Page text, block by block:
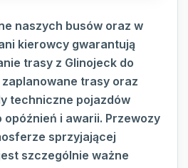
naszych busów oraz w
kierowcy gwarantują
trasy z Glinojeck do
trasy oraz
techniczne pojazdów
opóźnień i awarii. Przewozy
sprzyjającej
szczególnie ważne